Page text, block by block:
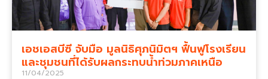
เอชเอสบีซี จับมือ มูลนิธิศุภนิมิตฯ ฟื้นฟูโรงเรียน
และชุมชนที่ได้รับผลกระทบน้ำท่วมภาคเหนือ
11/04/2025